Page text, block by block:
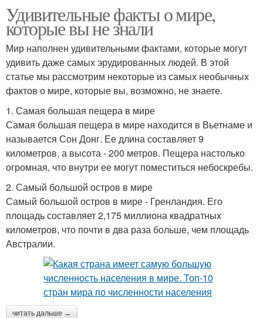
Удивительные факты о мире,
которые вы не знали
Мир наполнен удивительными фактами, которые могут
удивить даже самых эрудированных людей. В этой
статье мы рассмотрим некоторые из самых необычных
фактов о мире, которые вы, возможно, не знаете.
1. Самая большая пещера в мире
Самая большая пещера в мире находится в Вьетнаме и
называется Сон Донг. Ее длина составляет 9
километров, а высота - 200 метров. Пещера настолько
огромная, что внутри ее могут поместиться небоскребы.
2. Самый большой остров в мире
Самый большой остров в мире - Гренландия. Его
площадь составляет 2,175 миллиона квадратных
километров, что почти в два раза больше, чем площадь
Австралии.
читать дальше →